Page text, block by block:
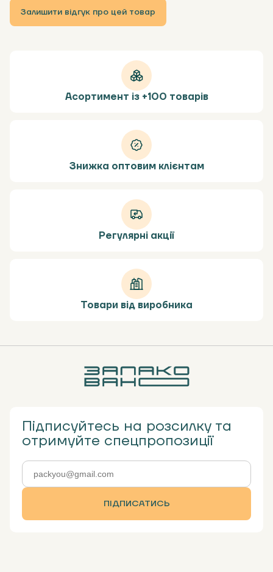
Залишити відгук про цей товар
Асортимент із +100 товарів
Знижка оптовим клієнтам
Регулярні акції
Товари від виробника
Підписуйтесь на розсилку та
отримуйте спецпропозиції
ПІДПИСАТИСЬ